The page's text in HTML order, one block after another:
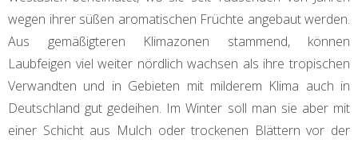
wegen ihrer süßen aromatischen Früchte angebaut werden.
Aus gemäßigteren Klimazonen stammend, können
Laubfeigen viel weiter nördlich wachsen als ihre tropischen
Verwandten und in Gebieten mit milderem Klima auch in
Deutschland gut gedeihen. Im Winter soll man sie aber mit
einer Schicht aus Mulch oder trockenen Blättern vor der